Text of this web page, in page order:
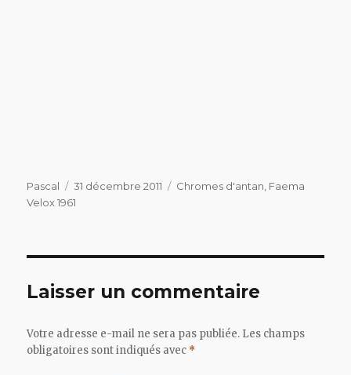
Auteur
Pascal
Publié
le
31 décembre 2011 Catégories
Chromes d'antan Faema
Velox 1961
Laisser un commentaire
Votre adresse e-mail ne sera pas publiée. Les champs
obligatoires sont indiqués avec *